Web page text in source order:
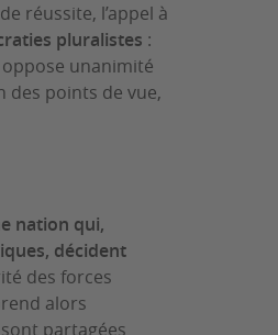
réussite, l’appel à
pluralistes :
unanimité
des points de vue,
nation qui,
décident
des forces
alors
partagées